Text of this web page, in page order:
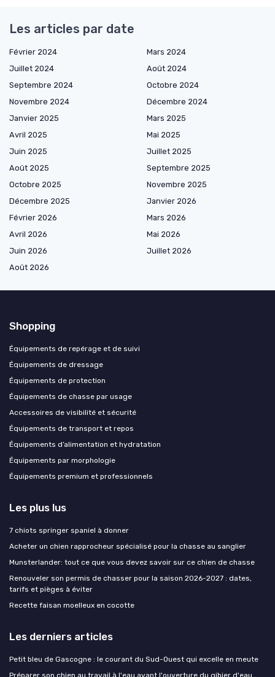
Les articles par date
Février 2024
Mars 2024
Juillet 2024
Août 2024
Septembre 2024
Octobre 2024
Novembre 2024
Décembre 2024
Janvier 2025
Mars 2025
Avril 2025
Mai 2025
Juin 2025
Juillet 2025
Août 2025
Septembre 2025
Octobre 2025
Novembre 2025
Décembre 2025
Janvier 2026
Février 2026
Mars 2026
Avril 2026
Mai 2026
Juin 2026
Juillet 2026
Août 2026
Shopping
Équipements de repérage et de suivi
Équipements de dressage
Équipements de protection
Équipements de chasse par usage
Accessoires de visibilité et sécurité
Équipements de transport et repos
Équipements d’alimentation et hydratation
Équipements par morphologie
Équipements premium et professionnels
Les plus lus
7 chiots springer spaniel à donner
Acheter un chien rapprocheur spécialisé pour la chasse au sanglier
Munsterlander: tout ce que vous devez savoir sur ce chien de chasse
Renouveler son permis de chasser pour la saison 2026-2027 : dates,
tarifs et pièges à éviter
Recette faisan moelleux en cocotte
Les derniers articles
Petit bleu de Gascogne : le courant du Sud-Ouest qui excelle en meute
Préparer son chien au travail à l'eau avant l'ouverture du gibier d'eau